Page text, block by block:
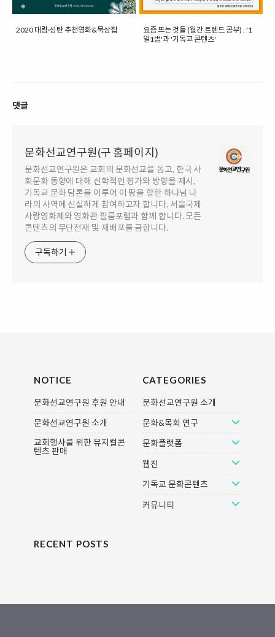
2020 대림·성탄 추천영화&묵상집
요즘 뜨는 것들 (월간 트렌드 공부) : '1
일1범'과 '기독교 콘텐츠'
댓글
문화선교연구원(구 홈페이지)
문화선교연구원은 교회의 문화선교를 돕고, 한국 사
회문화 동향에 대해 신학적인 평가와 방향을 제시,
기독교 문화 담론을 이루어 이 땅을 향한 하나님 나
라의 사역에 신실하게 참여하고자 합니다. 서울국제
사랑영화제와 영화관 필름포럼과 함께 합니다. 모든
콘텐츠의 무단전재 및 재배포를 금합니다.
구독하기
NOTICE
문화선교연구원 후원 안내
문화선교연구원 소개
교회행사를 위한 뮤지컬콘
텐츠 판매
CATEGORIES
문화선교연구원 소개
문화&목회 연구
문화플랫폼
웹진
기독교 문화콘텐츠
커뮤니티
RECENT POSTS